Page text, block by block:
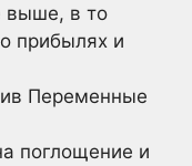
выше, в то
прибылях и
Переменные
поглощение и